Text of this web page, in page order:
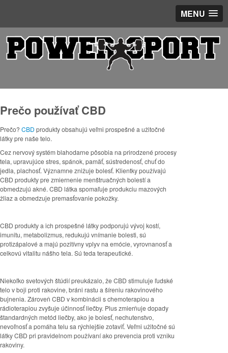
MENU
Prečo používať CBD
Prečo? CBD produkty obsahujú veľmi prospešné a užitočné
látky pre naše telo.
Cez nervový systém blahodarne pôsobia na prirodzené procesy
tela, upravujúce stres, spánok, pamäť, sústredenosť, chuť do
jedla, plachosť. Významne znižuje bolesť. Klientky používajú
CBD produkty pre zmiernenie menštruačných bolestí a
obmedzujú akné. CBD látka spomaľuje produkciu mazových
žliaz a obmedzuje premasťovanie pokožky.
CBD produkty a ich prospešné látky podporujú vývoj kostí,
imunitu, metabolizmus, redukujú vnímanie bolesti, sú
protizápalové a majú pozitívny vplyv na emócie, vyrovnanosť a
celkovú vitalitu nášho tela. Sú teda terapeutické.
Niekoľko svetových štúdií preukázalo, že CBD stimuluje ľudské
telo v boji proti rakovine, bráni rastu a šíreniu rakovinového
bujnenia. Zároveň CBD v kombinácii s chemoterapiou a
rádioterapiou zvyšuje účinnosť liečby. Plus zmierňuje dopady
štandardných metód liečby, ako je bolesť, nechutenstvo,
nevoľnosť a pomáha telu sa rýchlejšie zotaviť. Veľmi užitočné sú
látky CBD pri pravidelnom používaní ako prevencia proti vzniku
rakoviny.